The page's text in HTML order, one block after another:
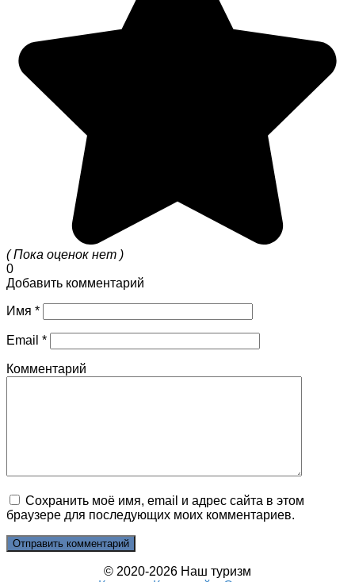
( Пока оценок нет )
0
Добавить комментарий
Имя *
Email *
Комментарий
Сохранить моё имя, email и адрес сайта в этом
браузере для последующих моих комментариев.
© 2020-2026 Наш туризм